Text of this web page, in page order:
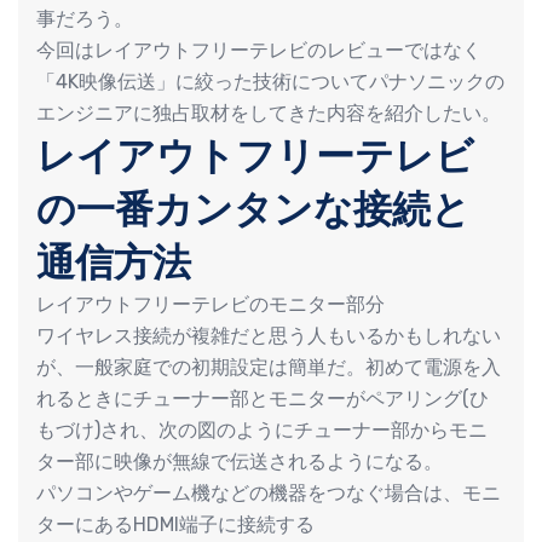
事だろう。
今回はレイアウトフリーテレビのレビューではなく
「4K映像伝送」に絞った技術についてパナソニックの
エンジニアに独占取材をしてきた内容を紹介したい。
レイアウトフリーテレビ
の一番カンタンな接続と
通信方法
レイアウトフリーテレビのモニター部分
ワイヤレス接続が複雑だと思う人もいるかもしれない
が、一般家庭での初期設定は簡単だ。初めて電源を入
れるときにチューナー部とモニターがペアリング(ひ
もづけ)され、次の図のようにチューナー部からモニ
ター部に映像が無線で伝送されるようになる。
パソコンやゲーム機などの機器をつなぐ場合は、モニ
ターにあるHDMI端子に接続する